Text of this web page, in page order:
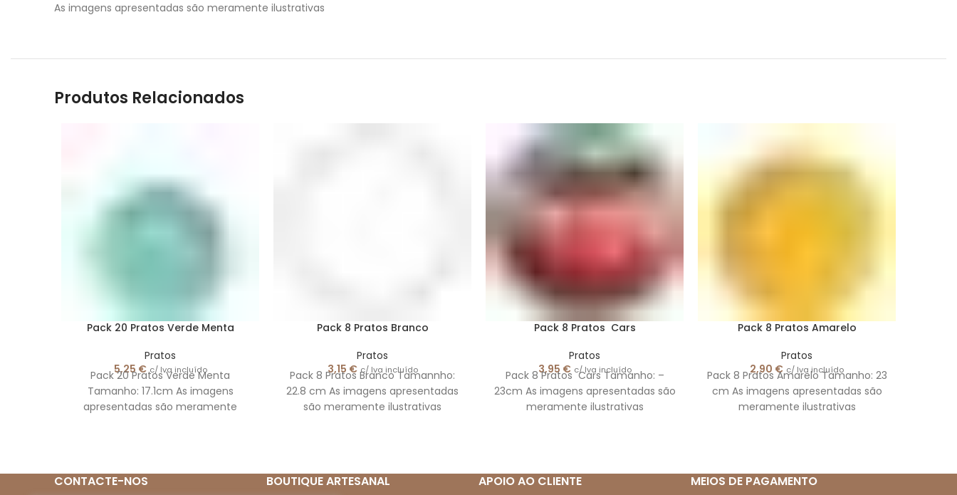
As imagens apresentadas são meramente ilustrativas
Produtos Relacionados
Pack 20 Pratos Verde Menta
Pratos
5,25€ c/ Iva incluído
Pack 20 Pratos Verde Menta
Tamanho: 17.1cm As imagens
apresentadas são meramente
Pack 8 Pratos Branco
Pratos
3,15 € c/ Iva incluído
Pack 8 Pratos Branco Tamannho:
22.8 cm As imagens apresentadas
são meramente ilustrativas
Pack 8 Pratos Cars
Pratos
3,95 € c/ Iva incluído
Pack 8 Pratos Cars Tamanho: –
23cm As imagens apresentadas são
meramente ilustrativas
Pack 8 Pratos Amarelo
Pratos
2,90 € c/ Iva incluído
Pack 8 Pratos Amarelo Tamanho: 23
cm As imagens apresentadas são
meramente ilustrativas
CONTACTE-NOS BOUTIQUE ARTESANAL APOIO AO CLIENTE MEIOS DE PAGAMENTO